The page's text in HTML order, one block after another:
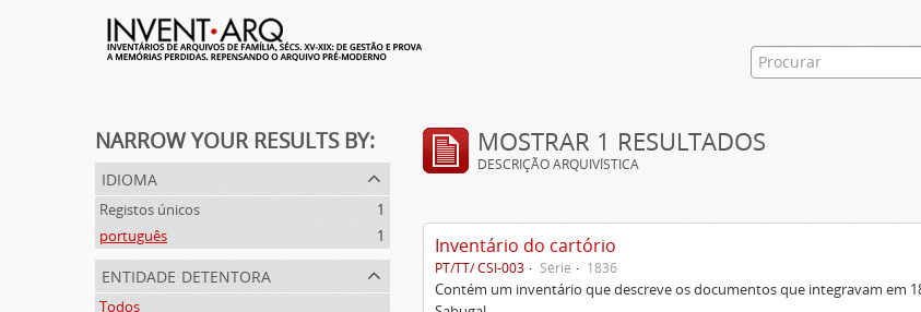
NARROW YOUR RESULTS BY:
idioma
Registos únicos
1
português
1
entidade detentora
Todos
MOSTRAR 1 RESULTADOS
DESCRIÇÃO ARQUIVÍSTICA
Inventário do cartório
PT/TT/ CSI-003 Série 1836
Contém um inventário que descreve os documentos que integravam em